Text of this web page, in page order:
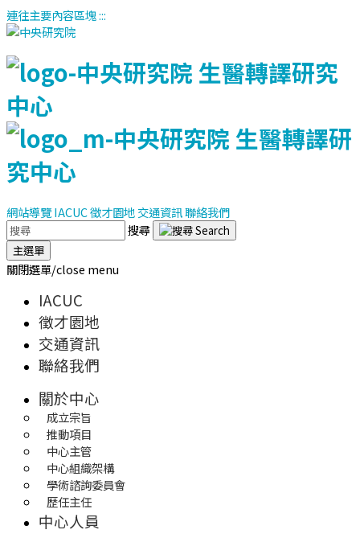
連往主要內容區塊:::
網站導覽IACUC徵才園地交通資訊聯絡我們
搜尋
主選單
關閉選單/close menu
IACUC
徵才園地
交通資訊
聯絡我們
關於中心
成立宗旨
推動項目
中心主管
中心組織架構
學術諮詢委員會
歷任主任
中心人員